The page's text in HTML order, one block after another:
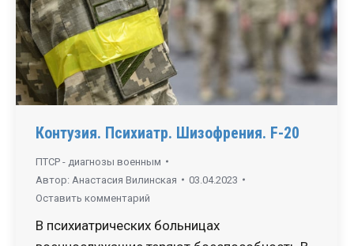
Контузия. Психиатр. Шизофрения. F-20
ПТСР - диагнозы военным
Автор: Анастасия Вилинская
03.04.2023
Оставить комментарий
В психиатрических больницах